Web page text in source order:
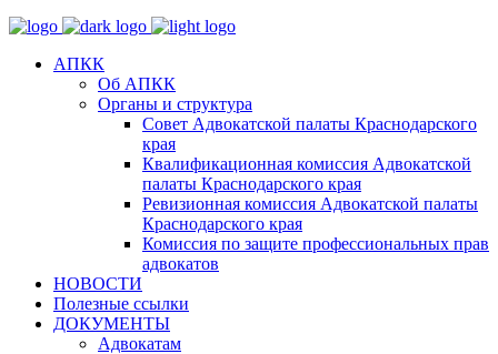
АПКК
Об АПКК
Органы и структура
Совет Адвокатской палаты Краснодарского
края
Квалификационная комиссия Адвокатской
палаты Краснодарского края
Ревизионная комиссия Адвокатской палаты
Краснодарского края
Комиссия по защите профессиональных прав
адвокатов
НОВОСТИ
Полезные ссылки
ДОКУМЕНТЫ
Адвокатам